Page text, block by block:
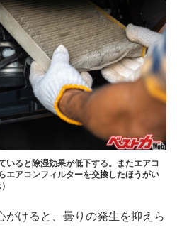
いると除湿効果が低下する。またエアコ
エアコンフィルターを交換したほうがい
けると、曇りの発生を抑えら